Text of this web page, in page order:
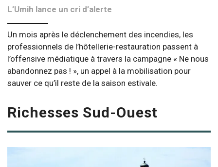
L’Umih lance un cri d’alerte
Un mois après le déclenchement des incendies, les
professionnels de l’hôtellerie-restauration passent à
l’offensive médiatique à travers la campagne « Ne nous
abandonnez pas ! », un appel à la mobilisation pour
sauver ce qu’il reste de la saison estivale.
Richesses Sud-Ouest